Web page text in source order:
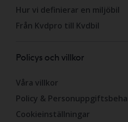
Hur vi definierar en miljöbil
Från Kvdpro till Kvdbil
Policys och villkor
Våra villkor
Policy &
Cookieinställningar